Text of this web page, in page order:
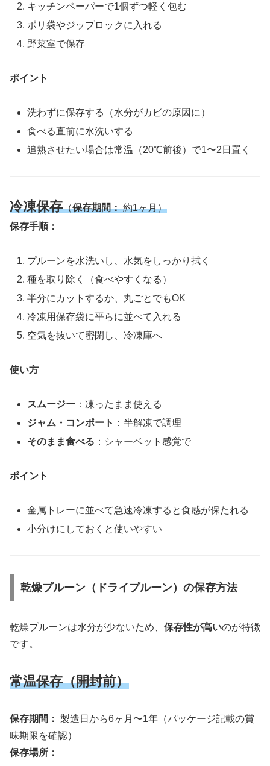
キッチンペーパーで1個ずつ軽く包む
ポリ袋やジップロックに入れる
野菜室で保存
ポイント
洗わずに保存する（水分がカビの原因に）
食べる直前に水洗いする
追熟させたい場合は常温（20℃前後）で1〜2日置く
冷凍保存（保存期間：約1ヶ月）
保存手順：
プルーンを水洗いし、水気をしっかり拭く
種を取り除く（食べやすくなる）
半分にカットするか、丸ごとでもOK
冷凍用保存袋に平らに並べて入れる
空気を抜いて密閉し、冷凍庫へ
使い方
スムージー ：凍ったまま使える
ジャム・コンポート ：半解凍で調理
そのまま食べる ：シャーベット感覚で
ポイント
金属トレーに並べて急速冷凍すると食感が保たれる
小分けにしておくと使いやすい
乾燥プルーン（ドライプルーン）の保存方法
乾燥プルーンは水分が少ないため、 保存性が高いのが特徴
です。
常温保存（開封前）
保存期間： 製造日から6ヶ月〜1年（パッケージ記載の賞
味期限を確認）
保存場所：